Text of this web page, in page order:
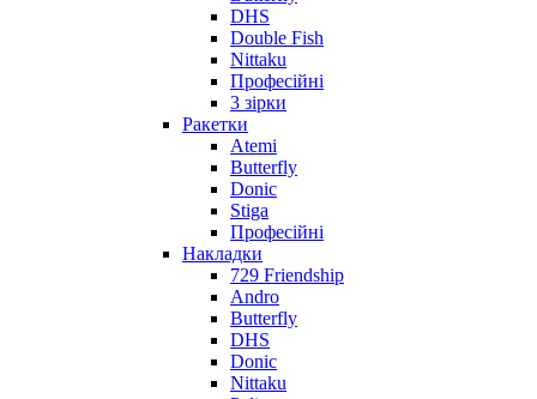
DHS
Double Fish
Nittaku
Професійні
3 зірки
Ракетки
Atemi
Butterfly
Donic
Stiga
Професійні
Накладки
729 Friendship
Andro
Butterfly
DHS
Donic
Nittaku